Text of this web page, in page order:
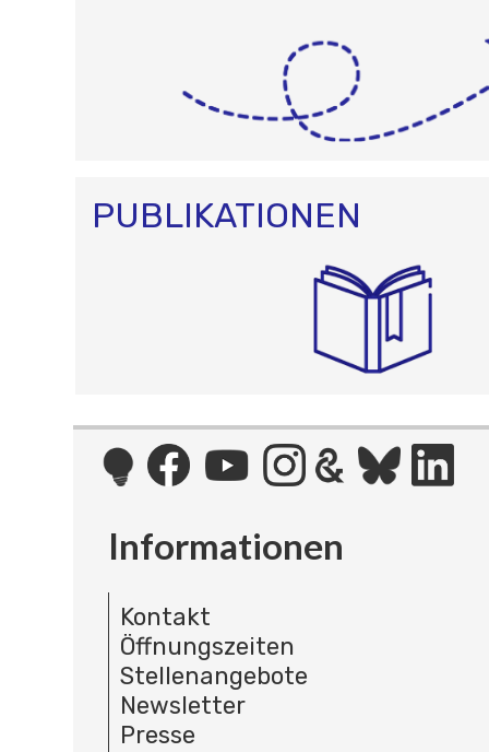
PUBLIKATIONEN
Informationen
Kontakt
Öffnungszeiten
Stellenangebote
Newsletter
Presse